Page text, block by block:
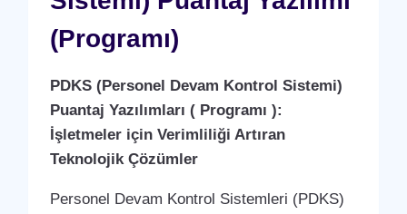
(Programı)
PDKS (Personel Devam Kontrol Sistemi)
Puantaj Yazılımları ( Programı ):
İşletmeler için Verimliliği Artıran
Teknolojik Çözümler
Personel Devam Kontrol Sistemleri (PDKS)